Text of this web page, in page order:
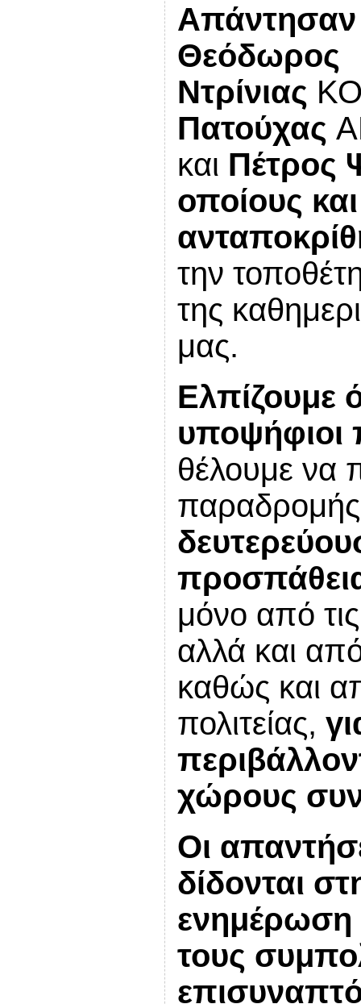
Απάντησαν
Θεόδωρος
Ντρίνιας
Πατούχας
και Πέτρος
οποίους
την
της
μας.
Ελπίζουμε
υποψήφιοι
θέλουμε να
μόνο από
αλλά και
καθώς και
πολιτείας,
χώρους
Οι
δίδονται
ενημέρωση
τους